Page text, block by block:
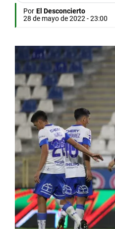
Por El Desconcierto
28 de mayo de 2022 - 23:00